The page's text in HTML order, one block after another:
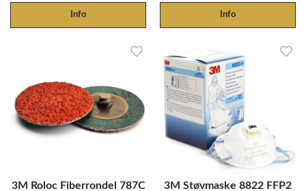
Info Info
3M Roloc Fiberrondel 787C
3M Støvmaske 8822 FFP2